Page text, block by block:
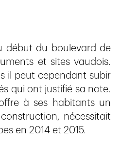
début du boulevard de
et sites vaudois.
il peut cependant subir
qui ont justifié sa note.
à ses habitants un
nécessitait
en 2014 et 2015.